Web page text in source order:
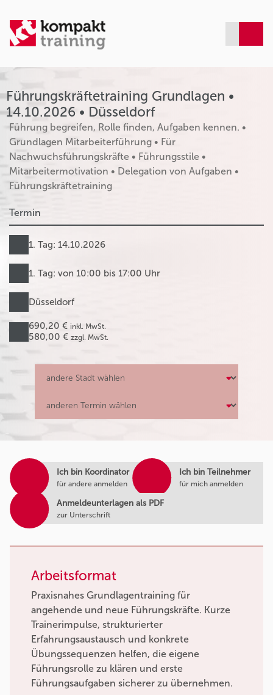
Führungskräftetraining Grundlagen •
14.10.2026 • Düsseldorf
Führung begreifen, Rolle finden, Aufgaben kennen. •
Grundlagen Mitarbeiterführung • Für
Nachwuchsführungskräfte • Führungsstile •
Mitarbeitermotivation • Delegation von Aufgaben •
Führungskräftetraining
Termin
1. Tag: 14.10.2026
1. Tag: von 10:00 bis 17:00 Uhr
Düsseldorf
690,20 € inkl. MwSt.
580,00 € zzgl. MwSt.
Arbeitsformat
Praxisnahes Grundlagentraining für
angehende und neue Führungskräfte. Kurze
Trainerimpulse, strukturierter
Erfahrungsaustausch und konkrete
Übungssequenzen helfen, die eigene
Führungsrolle zu klären und erste
Führungsaufgaben sicherer zu übernehmen.
Ich bin Koordinator
für andere anmelden
Ich bin Teilnehmer
für mich anmelden
Anmeldeunterlagen als PDF
zur Unterschrift